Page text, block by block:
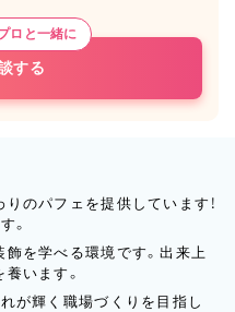
ロと一緒に
する
のパフェを提供しています！
。
を学べる環境です。出来上
います。
が輝く職場づくりを目指し